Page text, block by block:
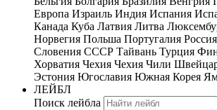
Европа Израиль Индия Испания
Канада Куба Латвия Литва
Норвегия Польша Португалия Россия
Словения СССР Тайвань Турция
Хорватия Чехия Чехия Чили
Эстония Югославия Южная Корея
ЛЕЙБЛ
Поиск лейбла